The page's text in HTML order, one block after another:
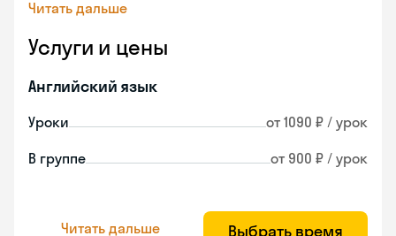
Читать дальше
Услуги и цены
Английский язык
Уроки от 1090 ₽ / урок
В группе от 900 ₽ / урок
Читать дальше Выбрать время